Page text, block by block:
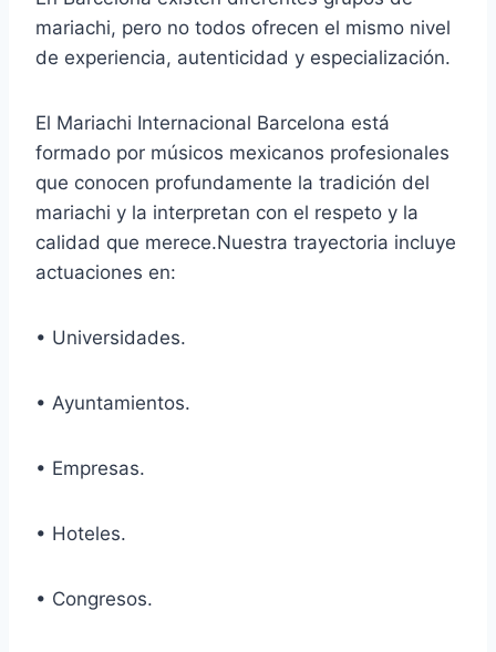
mariachi, pero no todos ofrecen el mismo nivel
de experiencia, autenticidad y especialización.
El Mariachi Internacional Barcelona está
formado por músicos mexicanos profesionales
que conocen profundamente la tradición del
mariachi y la interpretan con el respeto y la
calidad que merece.Nuestra trayectoria incluye
actuaciones en:
• Universidades.
• Ayuntamientos.
• Empresas.
• Hoteles.
• Congresos.